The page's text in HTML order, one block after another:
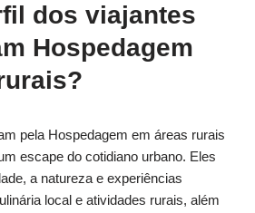
dos viajantes
Hospedagem
pela Hospedagem em áreas rurais
escape do cotidiano urbano. Eles
a natureza e experiências
local e atividades rurais, além